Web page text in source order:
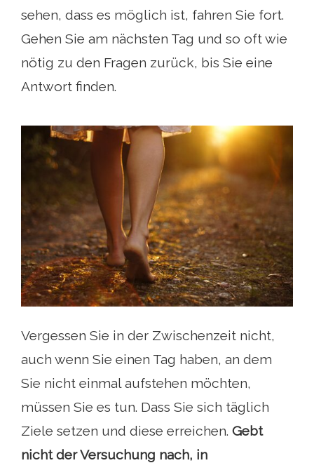
sehen, dass es möglich ist, fahren Sie fort.
Gehen Sie am nächsten Tag und so oft wie
nötig zu den Fragen zurück, bis Sie eine
Antwort finden.
Vergessen Sie in der Zwischenzeit nicht,
auch wenn Sie einen Tag haben, an dem
Sie nicht einmal aufstehen möchten,
müssen Sie es tun. Dass Sie sich täglich
Ziele setzen und diese erreichen. Gebt
nicht der Versuchung nach, in